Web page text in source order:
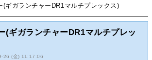
(ギガランチャーDR1マルチプレックス)
(ギガランチャーDR1マルチプレッ
26 (金) 11:17:06